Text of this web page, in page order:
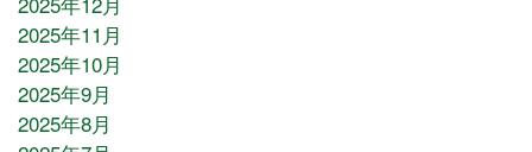
2025年11月
2025年10月
2025年9月
2025年8月